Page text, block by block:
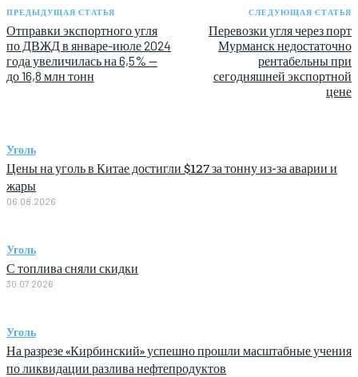
ПРЕДЫДУЩАЯ СТАТЬЯ
Отправки экспортного угля
по ДВЖД в январе-июле 2024
года увеличилась на 6,5% —
до 16,8 млн тонн
СЛЕДУЮЩАЯ СТАТЬЯ
Перевозки угля через порт
Мурманск недостаточно
рентабельны при
сегодняшней экспортной
цене
Уголь
Цены на уголь в Китае достигли $127 за тонну из-за аварии и
жары
06.08.2026
Уголь
С топлива сняли скидки
30.07.2026
Уголь
На разрезе «Кирбинский» успешно прошли масштабные учения
по ликвидации разлива нефтепродуктов